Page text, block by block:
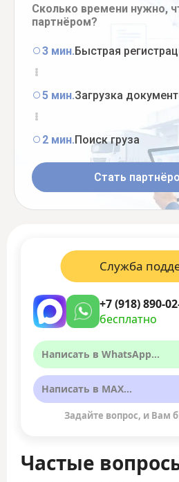
Сколько времени нужно,
партнёром?
3 мин.Быстрая
5 мин.Загрузка
2 мин.Поиск груза
Стать
Частые
Служба
+7 (918) 890-
бесплатно
Написать в WhatsApp...
Написать в MAX...
Задайте вопрос, и Вам